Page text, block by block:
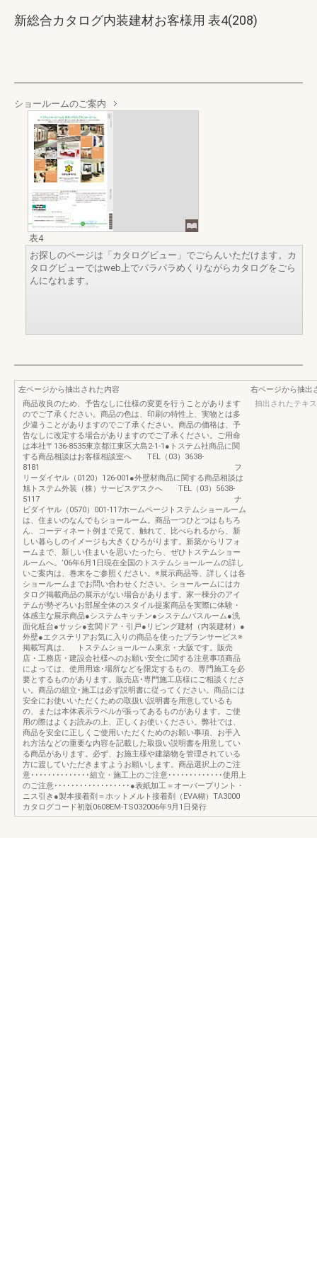
新総合カタログ内装建材お客様用 表4(208)
ショールームのご案内
表4
お探しのページは「カタログビュー」でごらんいただけます。カ
タログビューではweb上でパラパラめくりながらカタログをごら
んになれます。
左ページから抽出された内容
商品改良のため、予告なしに仕様の変更を行うことがあります
のでご了承ください。商品の色は、印刷の特性上、実物とは多
少違うことがありますのでご了承ください。商品の価格は、予
告なしに改定する場合がありますのでご了承ください。ご用命
は本社〒136-8535東京都江東区大島2-1-1●トステム社商品に関
する商品相談はお客様相談室へ TEL（03）3638-
8181 フ
リーダイヤル（0120）126-001●外壁材商品に関する商品相談は
旭トステム外装（株）サービスデスクへ TEL（03）5638-
5117 ナ
ビダイヤル（0570）001-117ホームページトステムショールーム
は、住まいのなんでもショールーム。商品一つひとつはもちろ
ん、コーディネート例まで見て、触れて、比べられるから、新
しい暮らしのイメージも大きくひろがります。新築からリフォ
ームまで、新しい住まいを思いたったら、ぜひトステムショー
ルームへ。’06年6月1日現在全国のトステムショールームの詳し
いご案内は、巻末をご参照ください。※展示商品等、詳しくは各
ショールームまでお問い合わせください。ショールームにはカ
タログ掲載商品の展示がない場合があります。家一棟分のアイ
テムが勢ぞろいお部屋全体のスタイル提案商品を実際に体験・
体感主な展示商品●システムキッチン●システムバスルーム●洗
面化粧台●サッシ●玄関ドア・引戸●リビング建材（内装建材）●
外壁●エクステリアお気に入りの商品を使ったプランサービス※
掲載写真は、 トステムショールーム東京・大阪です。販売
店・工務店・建設会社様へのお願い安全に関する注意事項商品
によっては、使用用途･場所などを限定するもの、専門施工を必
要とするものがあります。販売店･専門施工店様にご相談くださ
い。商品の組立･施工は必ず説明書に従ってください。商品には
安全にお使いいただくための取扱い説明書を用意しているも
の、または本体表示ラベルが張ってあるものがあります。ご使
用の際はよくお読みの上、正しくお使いください。弊社では、
商品を安全に正しくご使用いただくためのお願い事項、お手入
れ方法などの重要な内容を記載した取扱い説明書を用意してい
る商品があります。必ず、お施主様や建築物を管理されている
方に渡していただきますようお願いします。商品選択上のご注
意･･････････････組立・施工上のご注意･････････････使用上
のご注意･･････････････････●表紙加工＝オーバープリント・
ニス引き●製本接着剤＝ホットメルト接着剤（EVA糊）TA3000
カタログコード初版0608EM-TS032006年9月1日発行
右ページから抽出
抽出されたテキ